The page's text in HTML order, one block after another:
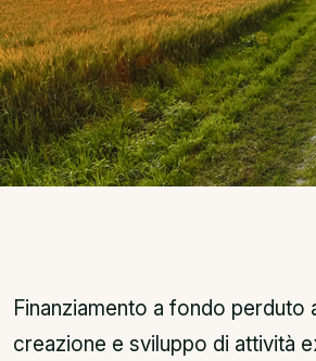
Finanziamento a fondo
creazione e sviluppo di attività